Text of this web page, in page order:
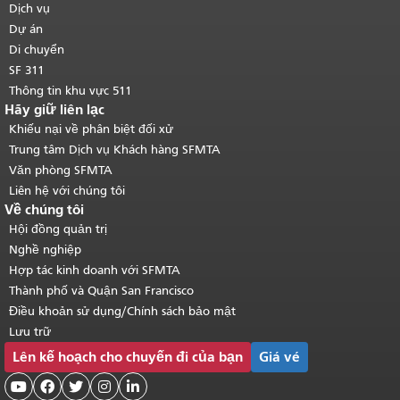
trang.Quay lại đầu trang nội dung
chính.
Dịch vụ
Dự án
Di chuyển
SF 311
Thông tin khu vực 511
Hãy giữ liên lạc
Khiếu nại về phân biệt đối xử
Trung tâm Dịch vụ Khách hàng SFMTA
Văn phòng SFMTA
Liên hệ với chúng tôi
Về chúng tôi
Hội đồng quản trị
Nghề nghiệp
Hợp tác kinh doanh với SFMTA
Thành phố và Quận San Francisco
Điều khoản sử dụng/Chính sách bảo mật
Lưu trữ
Lên kế hoạch cho chuyến đi của bạn Giá vé
    